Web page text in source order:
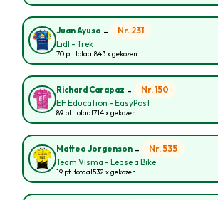
Juan Ayuso - Nr. 231
Lidl - Trek
70 pt. totaal843 x gekozen
Richard Carapaz - Nr. 150
EF Education - EasyPost
89 pt. totaal714 x gekozen
Matteo Jorgenson - Nr. 535
Team Visma - Lease a Bike
19 pt. totaal532 x gekozen